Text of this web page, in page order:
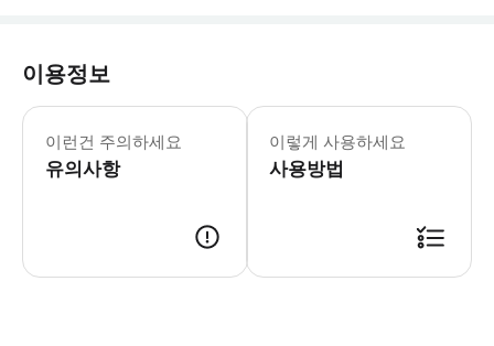
이용정보
이런건 주의하세요
유의사항
이렇게 사용하세요
사용방법